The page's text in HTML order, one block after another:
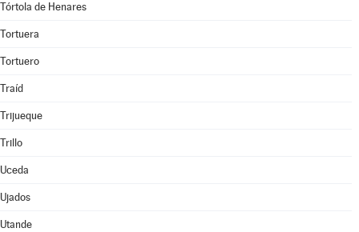
Tórtola de Henares
Tortuera
Tortuero
Traíd
Trijueque
Trillo
Uceda
Ujados
Utande